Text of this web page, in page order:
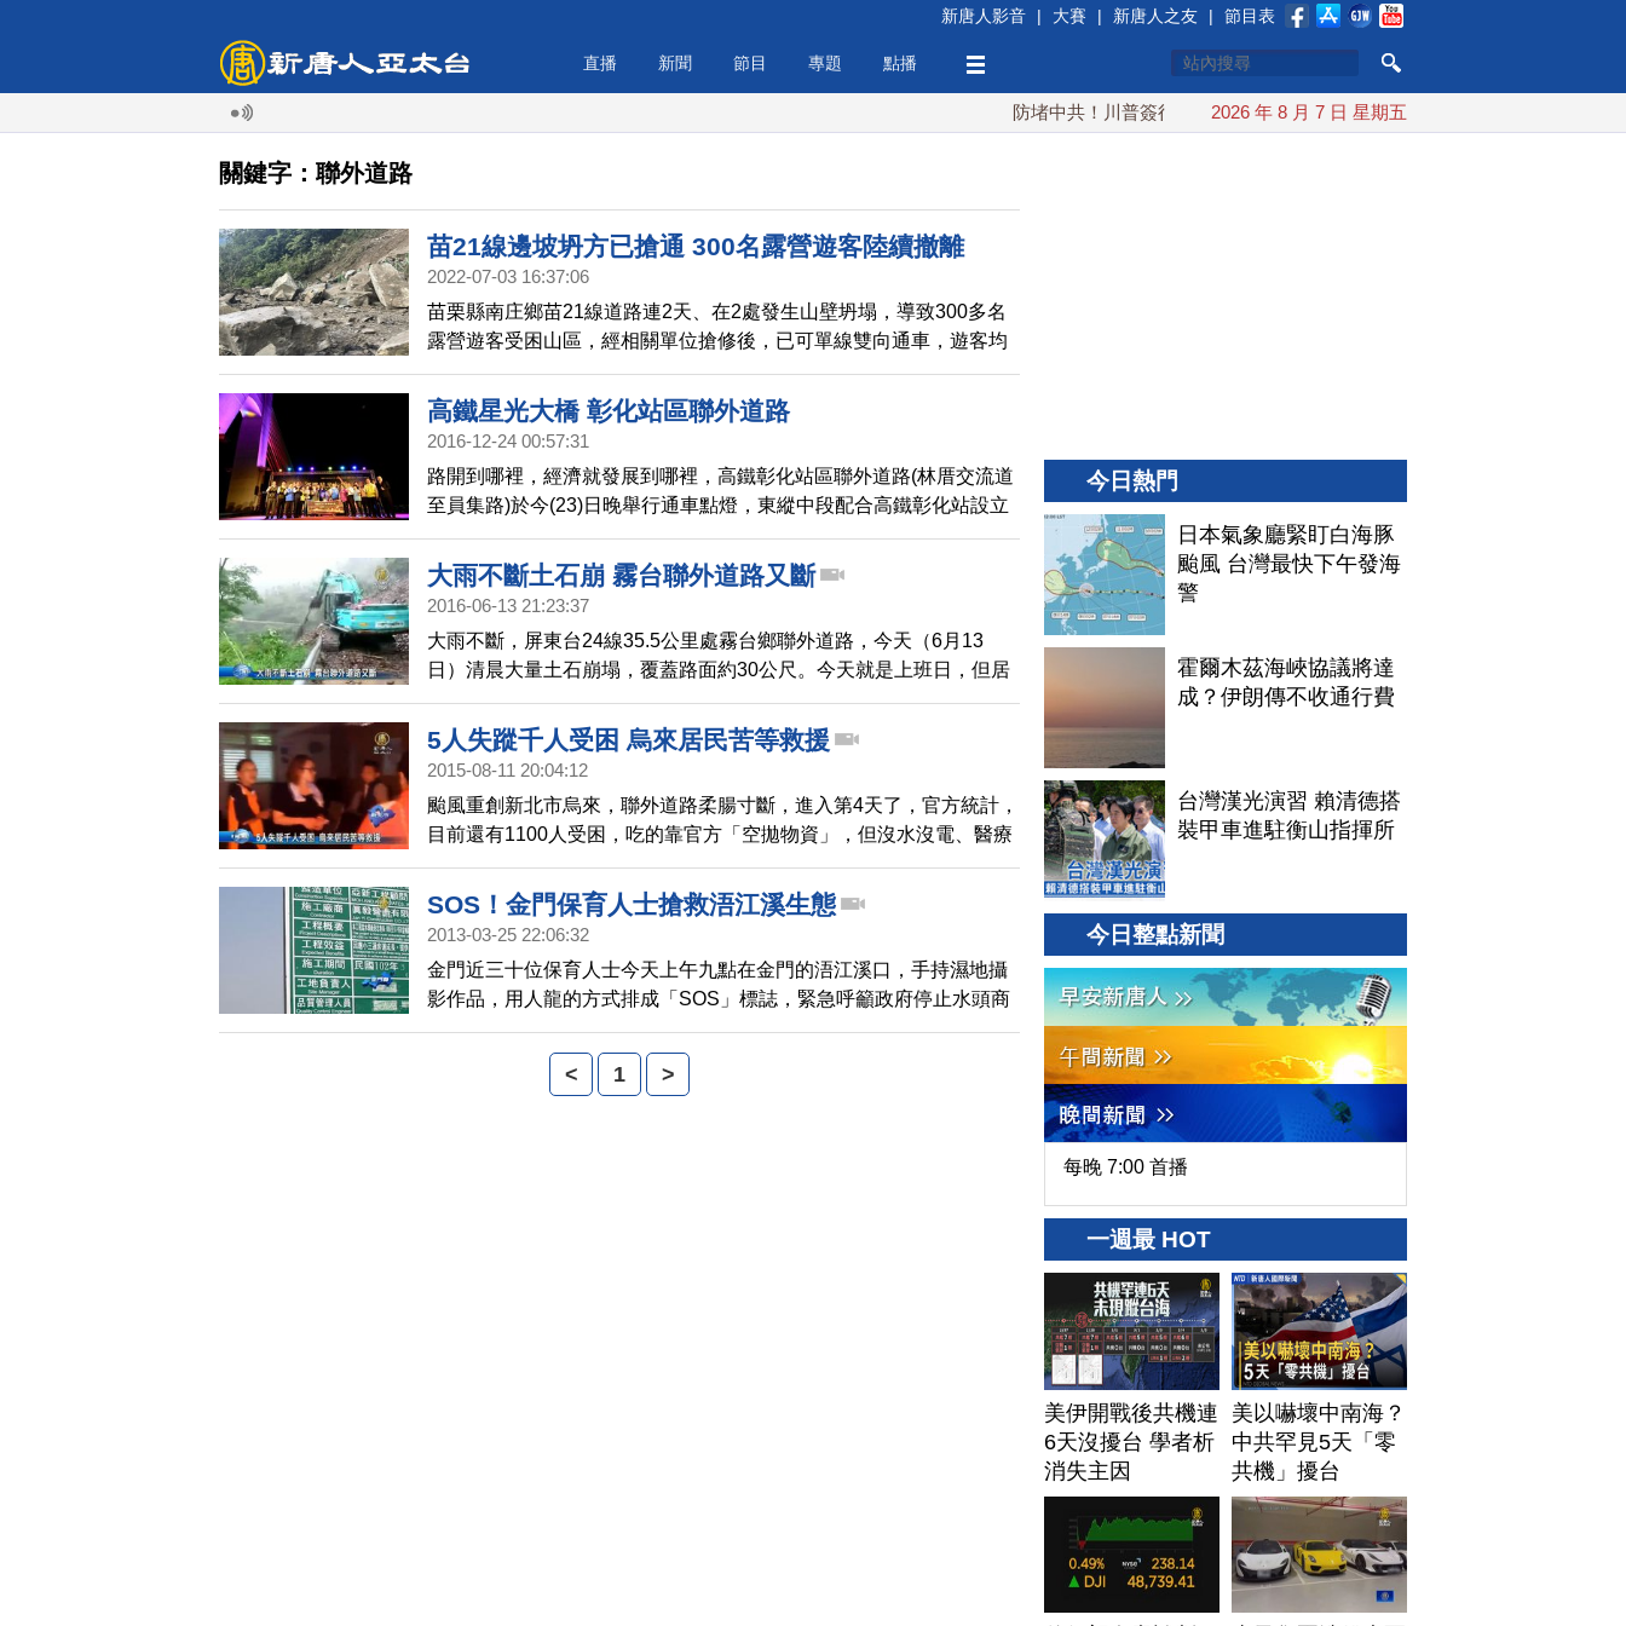
新唐人影音 | 大賽 | 新唐人之友 | 節目表
直播 新聞 節目 專題 點播
防堵中共！川普簽行政令 對多晶矽課15%關稅 日本氣象廳緊盯白海豚颱風
2026 年 8 月 7 日 星期五
關鍵字：聯外道路
苗21線邊坡坍方已搶通 300名露營遊客陸續撤離
2022-07-03 16:37:06
苗栗縣南庄鄉苗21線道路連2天、在2處發生山壁坍塌，導致300多名
露營遊客受困山區，經相關單位搶修後，已可單線雙向通車，遊客均
已撤離。
高鐵星光大橋 彰化站區聯外道路
2016-12-24 00:57:31
路開到哪裡，經濟就發展到哪裡，高鐵彰化站區聯外道路(林厝交流道
至員集路)於今(23)日晚舉行通車點燈，東縱中段配合高鐵彰化站設立
大雨不斷土石崩 霧台聯外道路又斷
2016-06-13 21:23:37
大雨不斷，屏東台24線35.5公里處霧台鄉聯外道路，今天（6月13
日）清晨大量土石崩塌，覆蓋路面約30公尺。今天就是上班日，但居
民完全無法通行，霧台鄉目前有4個部落、300多人受困在裡面，公路
局緊急調派怪手清理路面，希望今天能搶通。
5人失蹤千人受困 烏來居民苦等救援
2015-08-11 20:04:12
颱風重創新北市烏來，聯外道路柔腸寸斷，進入第4天了，官方統計，
目前還有1100人受困，吃的靠官方「空拋物資」，但沒水沒電、醫療
匱乏， 有居民徒步6、7個小時下山求救，還有新生兒在風災後來報
到，媽媽說，要幫小孩取一個跟颱風有關的名字。
SOS！金門保育人士搶救浯江溪生態
2013-03-25 22:06:32
金門近三十位保育人士今天上午九點在金門的浯江溪口，手持濕地攝
影作品，用人龍的方式排成「SOS」標誌，緊急呼籲政府停止水頭商
港聯外道路工程。
< 1 >
今日熱門
日本氣象廳緊盯白海豚
颱風 台灣最快下午發海
警
霍爾木茲海峽協議將達
成？伊朗傳不收通行費
台灣漢光演習 賴清德搭
裝甲車進駐衡山指揮所
今日整點新聞
每晚 7:00 首播
一週最 HOT
美伊開戰後共機連
6天沒擾台 學者析
消失主因
美以嚇壞中南海？
中共罕見5天「零
共機」擾台